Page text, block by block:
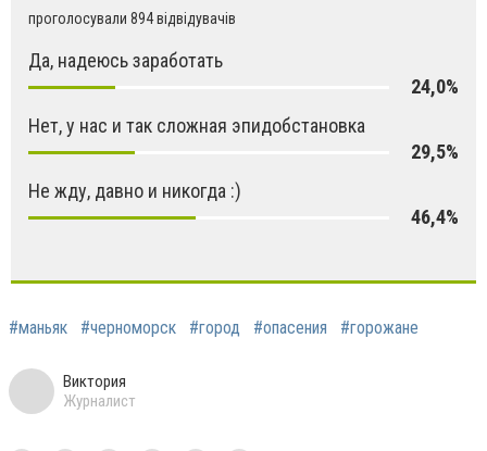
проголосували 894 відвідувачів
Да, надеюсь заработать
24,0%
Нет, у нас и так сложная эпидобстановка
29,5%
Не жду, давно и никогда :)
46,4%
#маньяк #черноморск #город #опасения #горожане
Виктория
Журналист